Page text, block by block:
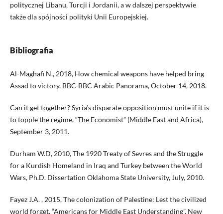
politycznej Libanu, Turcji i Jordanii, a w dalszej perspektywie
także dla spójności polityki Unii Europejskiej.
Bibliografia
Al-Maghafi N., 2018, How chemical weapons have helped bring
Assad to victory, BBC-BBC Arabic Panorama, October 14, 2018.
Can it get together? Syria’s disparate opposition must unite if it is
to topple the regime, “The Economist” (Middle East and Africa),
September 3, 2011.
Durham W.D, 2010, The 1920 Treaty of Sevres and the Struggle
for a Kurdish Homeland in Iraq and Turkey between the World
Wars, Ph.D. Dissertation Oklahoma State University, July, 2010.
Fayez J.A. , 2015, The colonization of Palestine: Lest the civilized
world forget, “Americans for Middle East Understanding”, New